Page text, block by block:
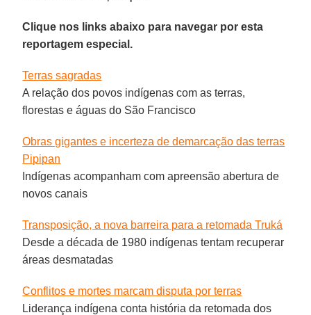
Clique nos links abaixo para navegar por esta
reportagem especial.
Terras sagradas
A relação dos povos indígenas com as terras,
florestas e águas do São Francisco
Obras gigantes e incerteza de demarcação das terras
Pipipan
Indígenas acompanham com apreensão abertura de
novos canais
Transposição, a nova barreira para a retomada Truká
Desde a década de 1980 indígenas tentam recuperar
áreas desmatadas
Conflitos e mortes marcam disputa por terras
Liderança indígena conta história da retomada dos